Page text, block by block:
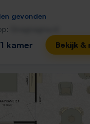
gevonden
1 kamer Bekijk